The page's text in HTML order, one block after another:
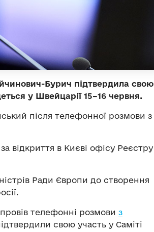
Бурич підтвердила свою
у Швейцарії 15–16 червня.
після телефонної розмови з
відкриття в Києві офісу Реєстру
Ради Європи до створення
телефонні розмови з
свою участь у Саміті